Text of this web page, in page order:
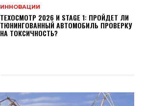
ИННОВАЦИИ
ТЕХОСМОТР 2026 И STAGE 1: ПРОЙДЕТ ЛИ
ТЮНИНГОВАННЫЙ АВТОМОБИЛЬ ПРОВЕРКУ
НА ТОКСИЧНОСТЬ?